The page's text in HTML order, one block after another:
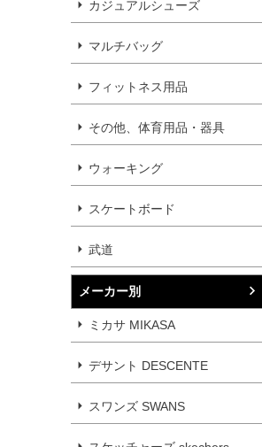
カジュアルシューズ
マルチバッグ
フィットネス用品
その他、体育用品・器具
ウォーキング
スケートボード
武道
メーカー別
ミカサ MIKASA
デサント DESCENTE
スワンズ SWANS